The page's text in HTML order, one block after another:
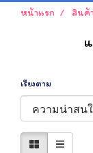
หน้าแรก สินค้
เรียงตาม